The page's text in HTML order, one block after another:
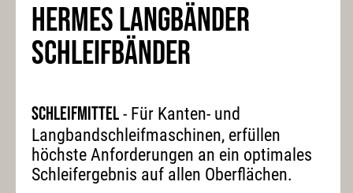
HERMES LANGBÄNDER
SCHLEIFBÄNDER
Schleifmittel - Für Kanten- und
Langbandschleifmaschinen, erfüllen
höchste Anforderungen an ein optimales
Schleifergebnis auf allen Oberflächen.